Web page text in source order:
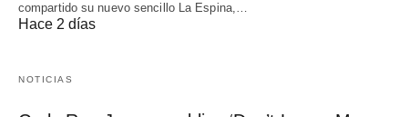
compartido su nuevo sencillo La Espina,…
Hace 2 días
NOTICIAS